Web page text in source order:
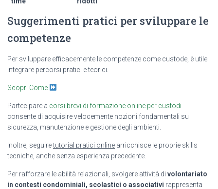
Suggerimenti pratici per sviluppare le
competenze
Per sviluppare efficacemente le competenze come custode, è utile
integrare percorsi pratici e teorici.
Scopri Come
Partecipare a corsi brevi di formazione online per custodi
consente di acquisire velocemente nozioni fondamentali su
sicurezza, manutenzione e gestione degli ambienti.
Inoltre, seguiretutorial pratici online arricchisce le proprie skills
tecniche, anche senza esperienza precedente.
Per rafforzare le abilità relazionali, svolgere attività di volontariato
in contesti condominiali, scolastici o associativi rappresenta